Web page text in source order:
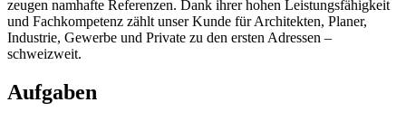
zeugen namhafte Referenzen. Dank ihrer hohen Leistungsfähigkeit
und Fachkompetenz zählt unser Kunde für Architekten, Planer,
Industrie, Gewerbe und Private zu den ersten Adressen –
schweizweit.
Aufgaben